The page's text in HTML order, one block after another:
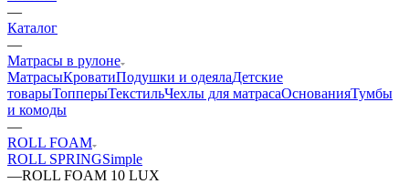
—
Каталог
—
Матрасы в рулоне
МатрасыКроватиПодушки и одеялаДетские
товарыТопперыТекстильЧехлы для матрасаОснованияТумбы
и комоды
—
ROLL FOAM
ROLL SPRINGSimple
—ROLL FOAM 10 LUX